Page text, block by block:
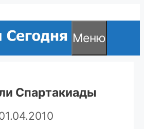
Меню
Спартакиады